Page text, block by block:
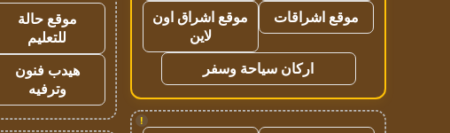
موقع اشراقات
موقع اشراق اون
لاين
اركان سياحة وسفر
!
موقع حالة
للتعليم
هيدب فنون
وترفيه